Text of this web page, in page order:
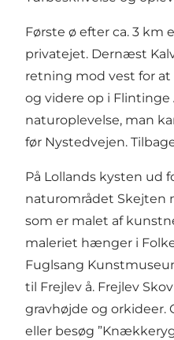
Første ø efter ca. 3 km
privatejet. Dernæst
retning mod vest for
og videre op i Flintinge
naturoplevelse, man
før Nystedvejen.
På Lollands kysten ud
naturområdet Skejten
som er malet af
maleriet hænger i
Fuglsang
til Frejlev å. Frejlev
gravhøjde og orkideer.
eller besøg